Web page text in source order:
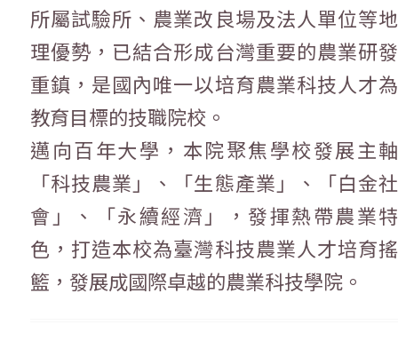
所屬試驗所、農業改良場及法人單位等地
理優勢，已結合形成台灣重要的農業研發
重鎮，是國內唯一以培育農業科技人才為
教育目標的技職院校。
邁向百年大學，本院聚焦學校發展主軸
「科技農業」、「生態產業」、「白金社
會」、「永續經濟」，發揮熱帶農業特
色，打造本校為臺灣科技農業人才培育搖
籃，發展成國際卓越的農業科技學院。